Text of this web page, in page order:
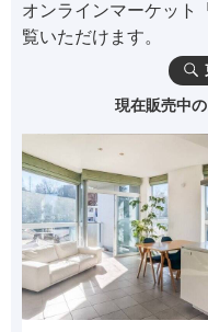
オンラインマーケット「
覧いただけます。
現在販売中